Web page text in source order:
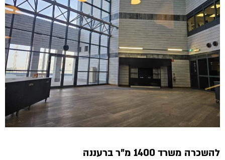
להשכרה משרד 1400 מ"ר ברעננה